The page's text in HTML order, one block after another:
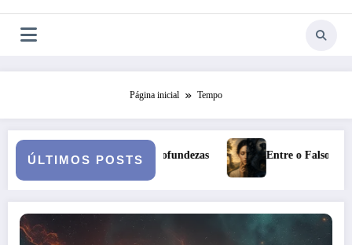
Página inicial Tempo
ÚLTIMOS POSTS
das profundezas Entre o Falso e o Não Vivido: trauma,